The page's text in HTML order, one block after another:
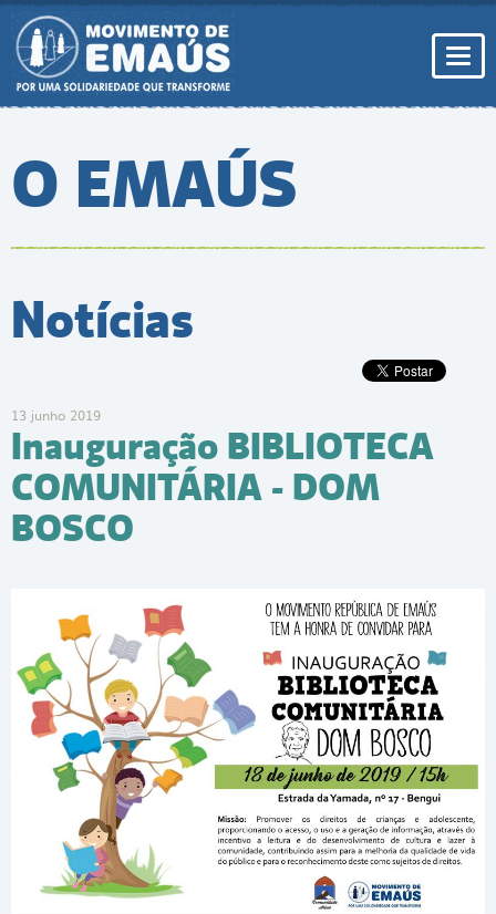
Pular
para
conteúdo
O EMAÚS
Notícias
13 junho 2019
Inauguração BIBLIOTECA
COMUNITÁRIA - DOM
BOSCO